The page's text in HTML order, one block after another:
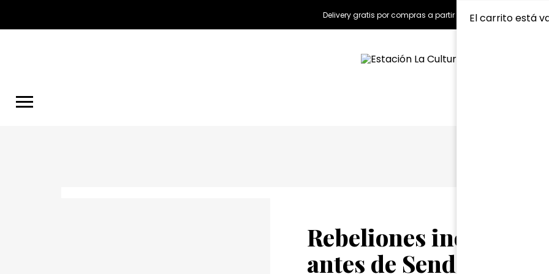
Delivery gratis por compras a partir de S/150.00
Rebeliones
antes de Sendero
El carrito está